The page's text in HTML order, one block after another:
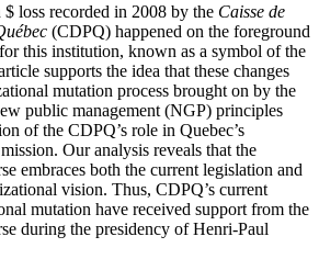
loss recorded in 2008 by the Caisse de
(CDPQ) happened on the foreground
this institution, known as a symbol of the
supports the idea that these changes
mutation process brought on by the
public management (NGP) principles
of the CDPQ’s role in Quebec’s
Our analysis reveals that the
embraces both the current legislation and
vision. Thus, CDPQ’s current
mutation have received support from the
during the presidency of Henri-Paul